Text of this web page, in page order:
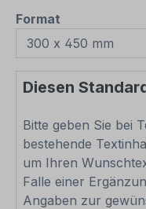
Format
Diesen
Bitte geben Sie bei
bestehende
um Ihren
Falle einer
Angaben zur